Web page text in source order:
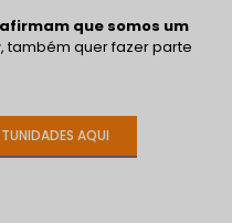
que somos um
, também quer fazer parte
AQUI